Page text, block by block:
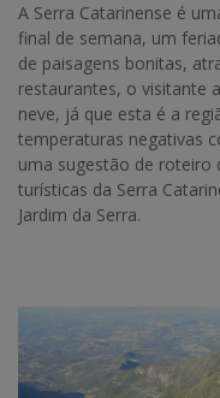
A Serra Catarinense é
final de semana, um
de paisagens bonitas,
restaurantes, o visitante
neve, já que esta é a
temperaturas negativas
uma sugestão de roteiro
turísticas da Serra
Jardim da Serra.